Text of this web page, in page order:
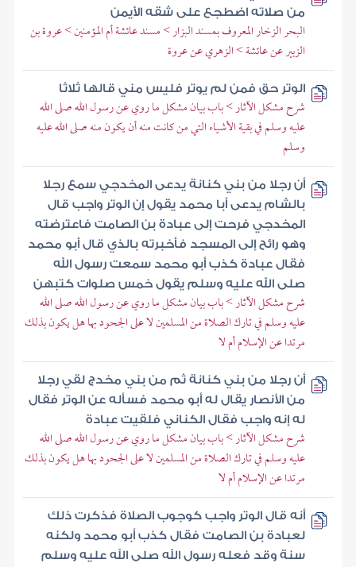
من صلاته اضطجع على شقه الأيمن
البحر الزخار المعروف بمسند البزار > مسند عائشة أم المؤمنين > عروة بن
الزبير عن عائشة > الزهري عن عروة
الوتر حق فمن لم يوتر فليس مني قالها ثلاثا
شرح مشكل الآثار > باب بيان مشكل ما روي عن رسول الله صلى الله
عليه وسلم في بقية الأشياء التي من كانت منه أن يكون منه صلى الله عليه
وسلم
أن رجلا من بني كنانة يدعى المخدجي سمع رجلا
بالشام يدعى أبا محمد يقول إن الوتر واجب قال
المخدجي فرحت إلى عبادة بن الصامت فاعترضته
وهو رائح إلى المسجد فأخبرته بالذي قال أبو محمد
فقال عبادة كذب أبو محمد سمعت رسول الله
صلى الله عليه وسلم يقول خمس صلوات كتبهن
شرح مشكل الآثار > باب بيان مشكل ما روي عن رسول الله صلى الله
عليه وسلم في تارك الصلاة من المسلمين لا على الجحود بها هل يكون بذلك
مرتدا عن الإسلام أم لا
أن رجلا من بني كنانة ثم من بني مخدج لقي رجلا
من الأنصار يقال له أبو محمد فسأله عن الوتر فقال
له إنه واجب فقال الكناني فلقيت عبادة
شرح مشكل الآثار > باب بيان مشكل ما روي عن رسول الله صلى الله
عليه وسلم في تارك الصلاة من المسلمين لا على الجحود بها هل يكون بذلك
مرتدا عن الإسلام أم لا
أنه قال الوتر واجب كوجوب الصلاة فذكرت ذلك
لعبادة بن الصامت فقال كذب أبو محمد ولكنه
سنة وقد فعله رسول الله صلى الله عليه وسلم